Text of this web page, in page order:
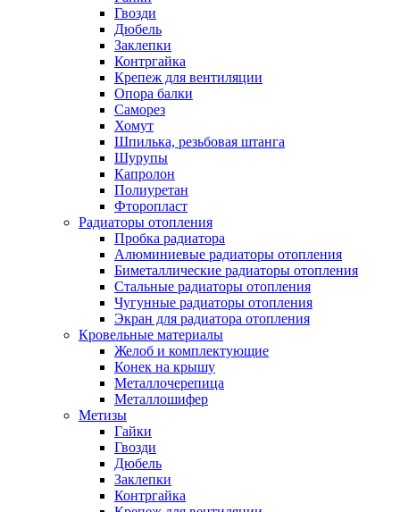
Гвозди
Дюбель
Заклепки
Контргайка
Крепеж для вентиляции
Опора балки
Саморез
Хомут
Шпилька, резьбовая штанга
Шурупы
Капролон
Полиуретан
Фторопласт
Радиаторы отопления
Пробка радиатора
Алюминиевые радиаторы отопления
Биметаллические радиаторы отопления
Стальные радиаторы отопления
Чугунные радиаторы отопления
Экран для радиатора отопления
Кровельные материалы
Желоб и комплектующие
Конек на крышу
Металлочерепица
Металлошифер
Метизы
Гайки
Гвозди
Дюбель
Заклепки
Контргайка